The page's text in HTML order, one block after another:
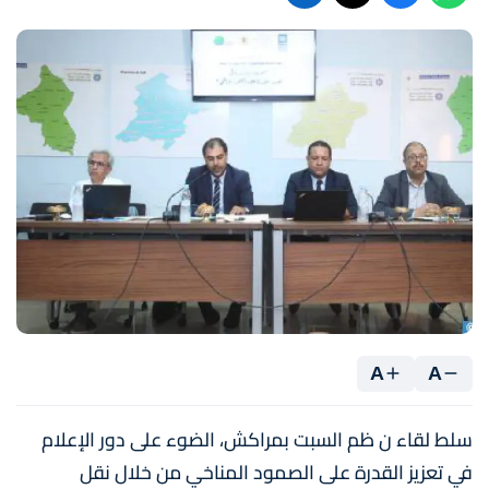
A
A
سلط لقاء ن ظم السبت بمراكش، الضوء على دور الإعلام
في تعزيز القدرة على الصمود المناخي من خلال نقل